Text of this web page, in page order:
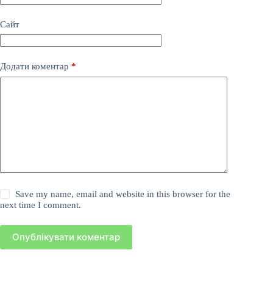
Сайт
Додати коментар *
Save my name, email and website in this browser for the
next time I comment.
Опублікувати коментар